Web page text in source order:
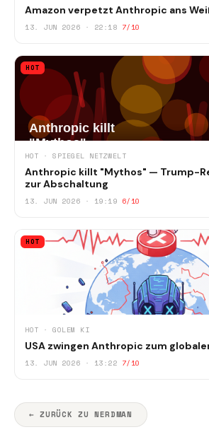
Amazon verpetzt Anthropic ans
13. JUN 2026 · 22:18 7/10
HOT
HOT · SPIEGEL NETZWELT
Anthropic killt "Mythos" — Trump-
zur Abschaltung
13. JUN 2026 · 19:19 6/10
HOT
HOT · GOLEM KI
USA zwingen Anthropic zum
13. JUN 2026 · 13:22 7/10
← ZURÜCK ZU NERDMAN